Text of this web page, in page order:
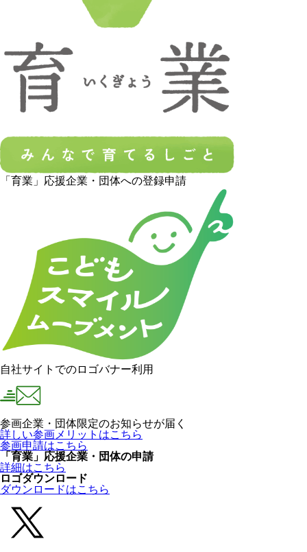
「育業」応援企業・団体への登録申請
自社サイトでのロゴバナー利用
参画企業・団体限定のお知らせが届く
詳しい参画メリットはこちら
参画申請はこちら
「育業」応援企業・団体の申請
詳細はこちら
ロゴダウンロード
ダウンロードはこちら